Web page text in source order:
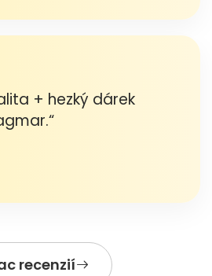
+ hezký dárek
recenzií